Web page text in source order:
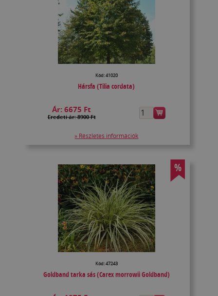
Kód: 41020
Hársfa (Tilia cordata)
Ár:6675 Ft
Eredeti ár: 8900 Ft
» Részletes információk
%
Kód: 47243
Goldband tarka sás (Carex morrowii Goldband)